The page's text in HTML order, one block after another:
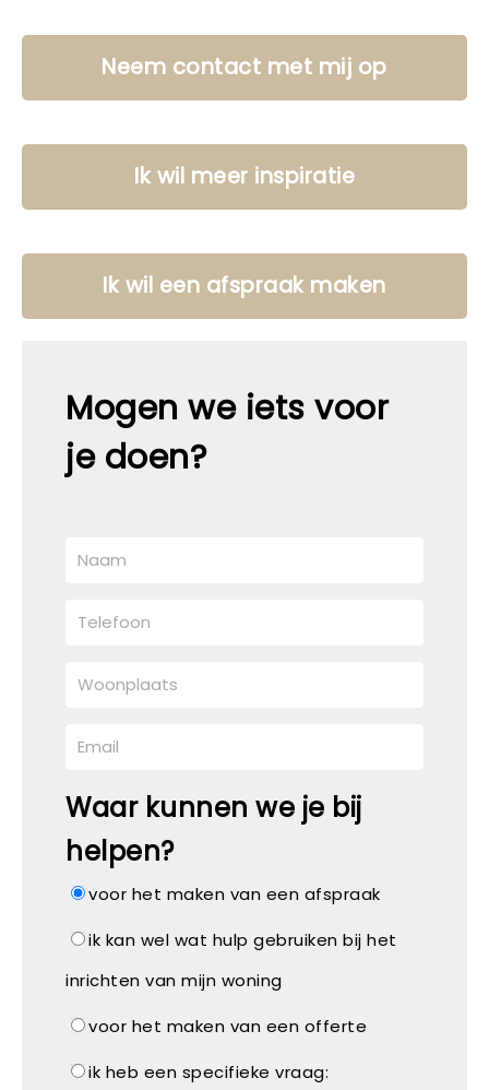
Neem contact met mij op
Ik wil meer inspiratie
Ik wil een afspraak maken
Mogen we iets voor
je doen?
Waar kunnen we je bij
helpen?
voor het maken van een afspraak
ik kan wel wat hulp gebruiken bij het
inrichten van mijn woning
voor het maken van een offerte
ik heb een specifieke vraag: